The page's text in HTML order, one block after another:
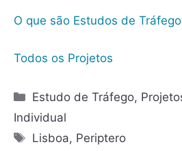
O que são Estudos de
Todos os Projetos
Estudo de Tráfego,
Individual
Lisboa, Periptero